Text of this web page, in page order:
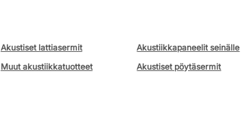
Akustiset lattiasermit
Akustiikkapaneelit seinälle
Muut akustiikkatuotteet
Akustiset pöytäsermit